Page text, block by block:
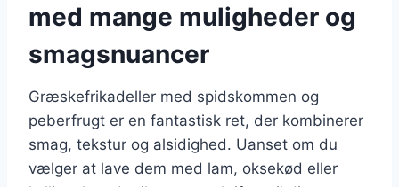
med mange muligheder og
smagsnuancer
Græskefrikadeller med spidskommen og
peberfrugt er en fantastisk ret, der kombinerer
smag, tekstur og alsidighed. Uanset om du
vælger at lave dem med lam, oksekød eller